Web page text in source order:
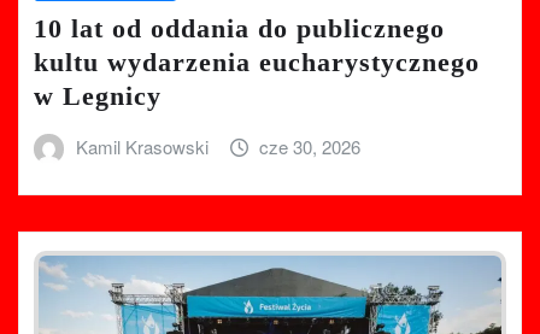
10 lat od oddania do publicznego
kultu wydarzenia eucharystycznego
w Legnicy
Kamil Krasowski cze 30, 2026